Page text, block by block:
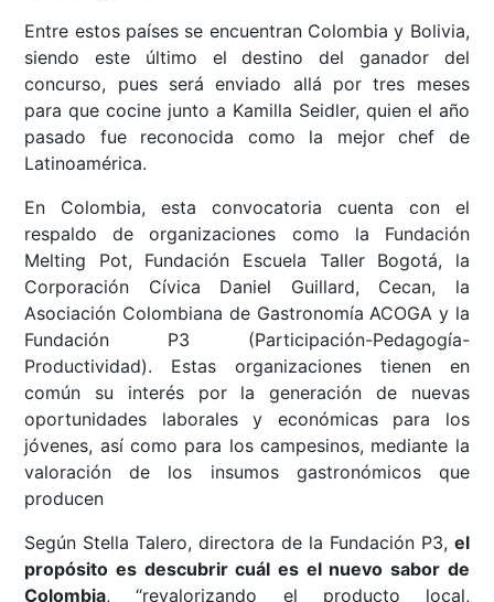
Entre estos países se encuentran Colombia y Bolivia,
siendo este último el destino del ganador del
concurso, pues será enviado allá por tres meses
para que cocine junto a Kamilla Seidler, quien el año
pasado fue reconocida como la mejor chef de
Latinoamérica.
En Colombia, esta convocatoria cuenta con el
respaldo de organizaciones como la Fundación
Melting Pot, Fundación Escuela Taller Bogotá, la
Corporación Cívica Daniel Guillard, Cecan, la
Asociación Colombiana de Gastronomía ACOGA y la
Fundación P3 (Participación-Pedagogía-
Productividad). Estas organizaciones tienen en
común su interés por la generación de nuevas
oportunidades laborales y económicas para los
jóvenes, así como para los campesinos, mediante la
valoración de los insumos gastronómicos que
producen
Según Stella Talero, directora de la Fundación P3, el
propósito es descubrir cuál es el nuevo sabor de
Colombia, “revalorizando el producto local,